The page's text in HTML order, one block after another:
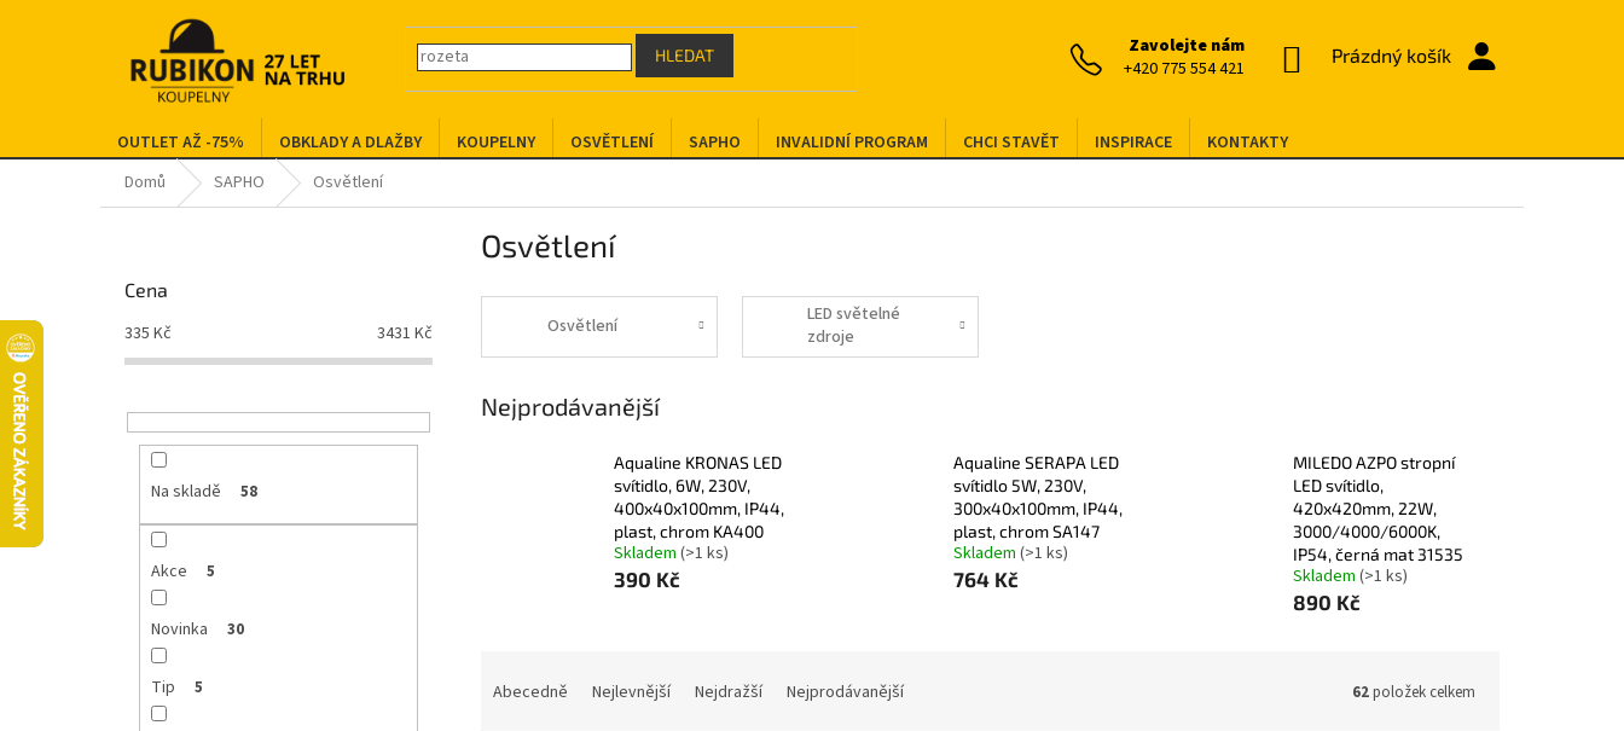
HLEDAT
Zavolejte nám
+420 775 554 421
NÁKUPNÍ
Prázdný košík
OUTLET AŽ -75% OBKLADY A DLAŽBY KOUPELNY OSVĚTLENÍ SAPHO INVALIDNÍ PROGRAM CHCI STAVĚT INSPIRACE
KONTAKTY
Domů
SAPHO Osvětlení
Cena
335 Kč 3431 Kč
Na skladě 58
Akce 5
Novinka 30
Tip 5
Osvětlení
Osvětlení
LED světelné
zdroje
Nejprodávanější
Aqualine KRONAS LED
svítidlo, 6W, 230V,
400x40x100mm, IP44,
plast, chrom KA400
Skladem (>1 ks)
390 Kč
Aqualine SERAPA LED
svítidlo 5W, 230V,
300x40x100mm, IP44,
plast, chrom SA147
Skladem (>1 ks)
764 Kč
MILEDO AZPO stropní
LED svítidlo,
420x420mm, 22W,
3000/4000/6000K,
IP54, černá mat 31535
Skladem (>1 ks)
890 Kč
Abecedně Nejlevnější Nejdražší Nejprodávanější 62položek celkem